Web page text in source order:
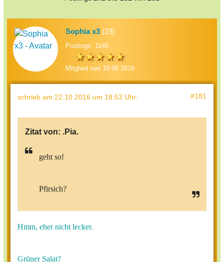
Sophia x3 (23)
Postings: 1145
Mitglied seit 18.06.2016
schrieb am 22.10.2016 um 18:53 Uhr: #181
Zitat von: .Pia.
geht so!
Pfirsich?
Hmm, eher nicht lecker.
Grüner Salat?